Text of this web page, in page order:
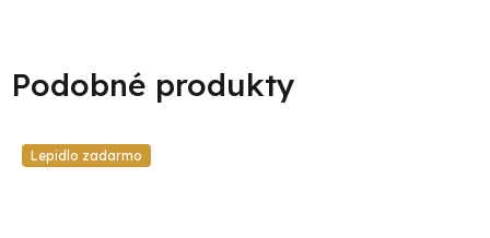
Lepidlo zadarmo